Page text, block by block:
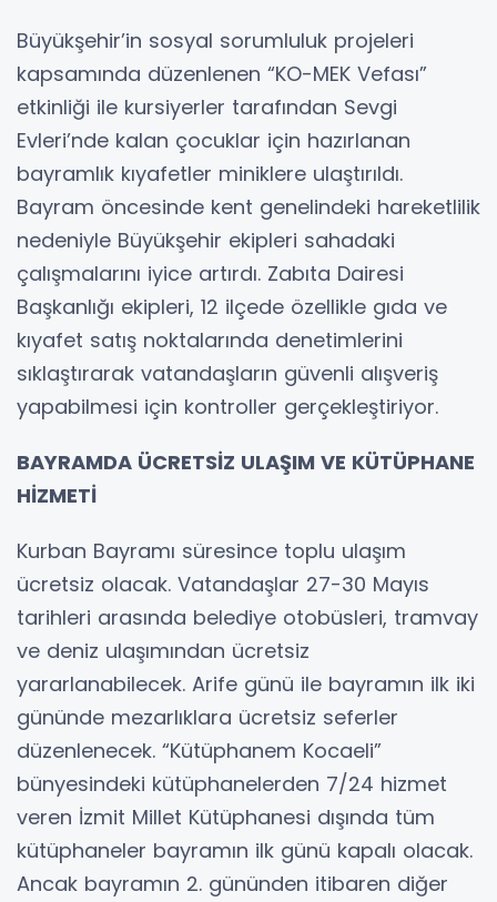
Büyükşehir’in sosyal sorumluluk projeleri
kapsamında düzenlenen “KO-MEK Vefası”
etkinliği ile kursiyerler tarafından Sevgi
Evleri’nde kalan çocuklar için hazırlanan
bayramlık kıyafetler miniklere ulaştırıldı.
Bayram öncesinde kent genelindeki hareketlilik
nedeniyle Büyükşehir ekipleri sahadaki
çalışmalarını iyice artırdı. Zabıta Dairesi
Başkanlığı ekipleri, 12 ilçede özellikle gıda ve
kıyafet satış noktalarında denetimlerini
sıklaştırarak vatandaşların güvenli alışveriş
yapabilmesi için kontroller gerçekleştiriyor.
BAYRAMDA ÜCRETSİZ ULAŞIM VE KÜTÜPHANE
HİZMETİ
Kurban Bayramı süresince toplu ulaşım
ücretsiz olacak. Vatandaşlar 27-30 Mayıs
tarihleri arasında belediye otobüsleri, tramvay
ve deniz ulaşımından ücretsiz
yararlanabilecek. Arife günü ile bayramın ilk iki
gününde mezarlıklara ücretsiz seferler
düzenlenecek. “Kütüphanem Kocaeli”
bünyesindeki kütüphanelerden 7/24 hizmet
veren İzmit Millet Kütüphanesi dışında tüm
kütüphaneler bayramın ilk günü kapalı olacak.
Ancak bayramın 2. gününden itibaren diğer